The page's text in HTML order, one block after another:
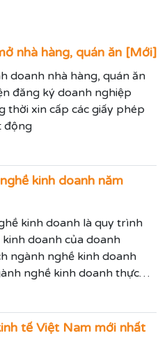
nhà hàng, quán ăn [Mới]
doanh nhà hàng, quán ăn
đăng ký doanh nghiệp
thời xin cấp các giấy phép
động
kinh doanh năm
kinh doanh là quy trình
doanh của doanh
ngành nghề kinh doanh
nghề kinh doanh thực
tế Việt Nam mới nhất